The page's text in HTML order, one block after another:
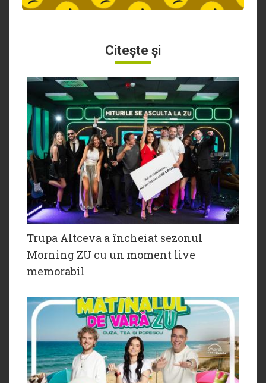
Citeşte şi
Trupa Altceva a încheiat sezonul
Morning ZU cu un moment live
memorabil